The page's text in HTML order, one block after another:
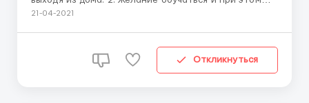
зарабатывать. 3. Наличие компьютера и интернета.
подарки за хорошую работу. Набираем сотрудни...
21-04-2021
Откликнуться